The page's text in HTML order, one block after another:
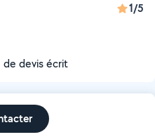
1/5
de devis écrit